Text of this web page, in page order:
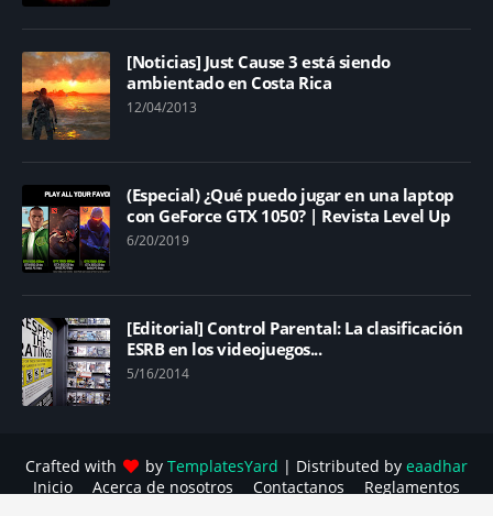
[Noticias] Just Cause 3 está siendo
ambientado en Costa Rica
12/04/2013
(Especial) ¿Qué puedo jugar en una laptop
con GeForce GTX 1050? | Revista Level Up
6/20/2019
[Editorial] Control Parental: La clasificación
ESRB en los videojuegos...
5/16/2014
Crafted with by TemplatesYard | Distributed by eaadhar
Inicio
Acerca de nosotros Contactanos
Reglamentos